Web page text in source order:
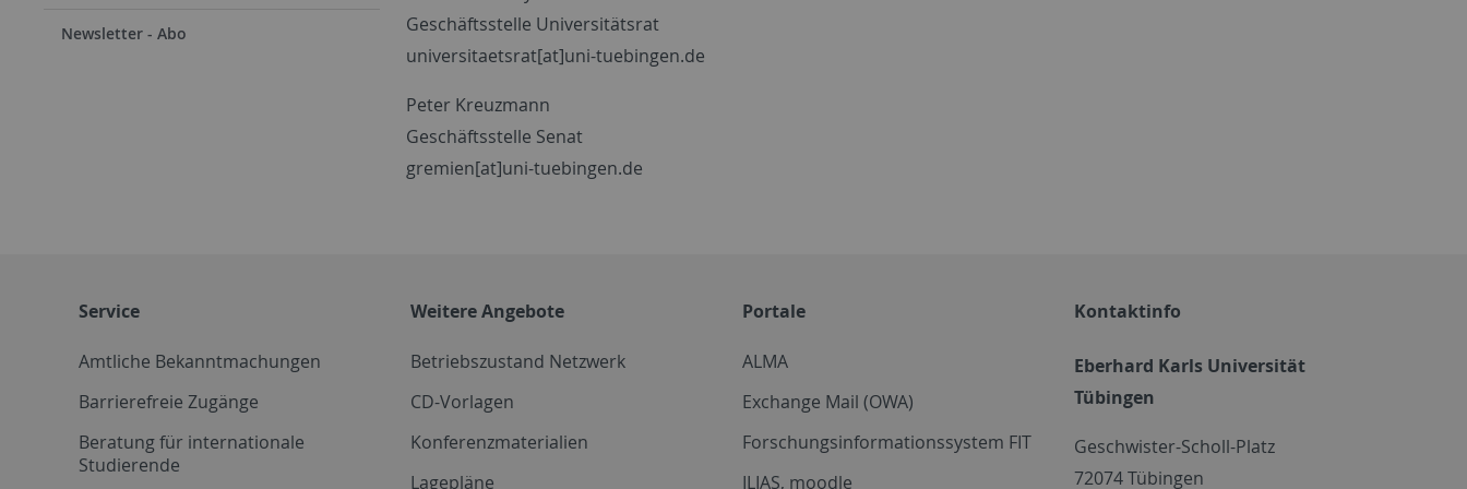
Newsletter - Abo
Geschäftsstelle Universitätsrat
universitaetsrat[at]uni-tuebingen.de
Peter Kreuzmann
Geschäftsstelle Senat
gremien[at]uni-tuebingen.de
Service
Amtliche Bekanntmachungen
Barrierefreie Zugänge
Beratung für internationale
Studierende
Weitere Angebote
Betriebszustand Netzwerk
CD-Vorlagen
Konferenzmaterialien
Lagepläne
Portale
ALMA
Exchange Mail (OWA)
Forschungsinformationssystem FIT
ILIAS, moodle
Kontaktinfo
Eberhard Karls Universität
Tübingen
Geschwister-Scholl-Platz
72074 Tübingen